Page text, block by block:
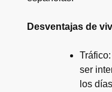
Desventajas de
ser
los